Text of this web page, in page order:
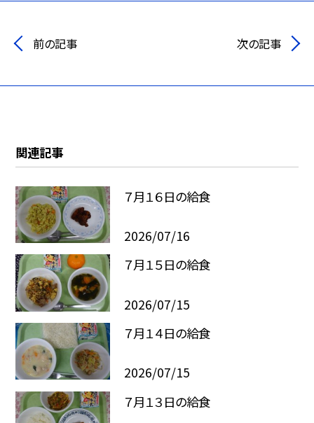
前の記事 次の記事
関連記事
７月１６日の給食
2026/07/16
７月１５日の給食
2026/07/15
７月１４日の給食
2026/07/15
７月１３日の給食